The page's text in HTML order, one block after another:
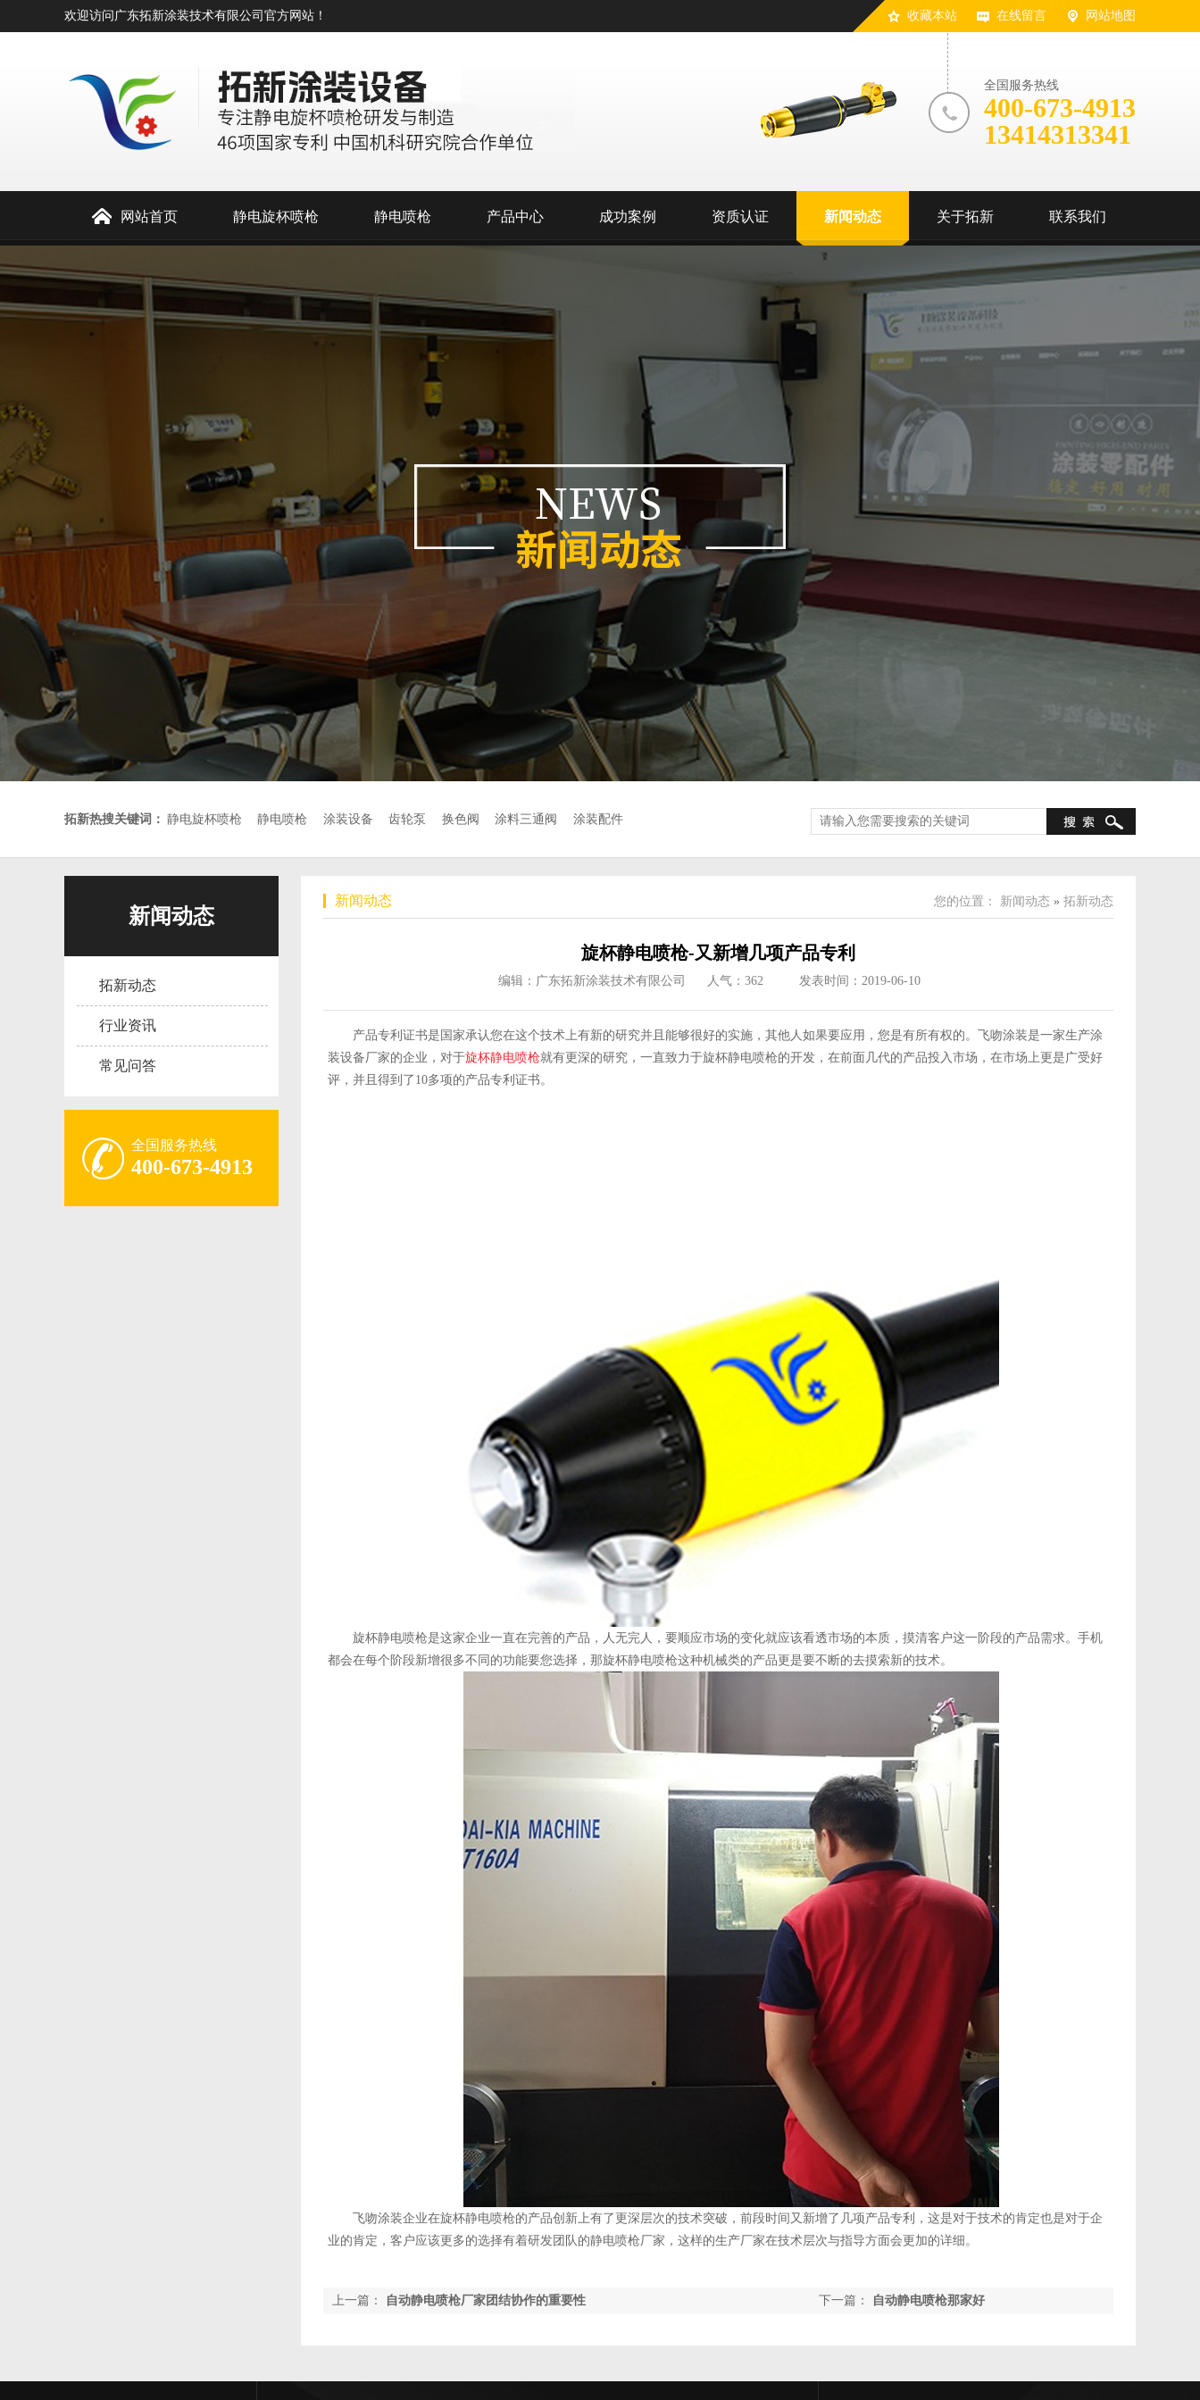
收藏本站 在线留言 网站地图
欢迎访问广东拓新涂装技术有限公司官方网站！
全国服务热线
400-673-4913
13414313341
网站首页 静电旋杯喷枪 静电喷枪 产品中心 成功案例 资质认证 新闻动态 关于拓新 联系我们
拓新热搜关键词： 静电旋杯喷枪 静电喷枪 涂装设备 齿轮泵 换色阀 涂料三通阀 涂装配件
新闻动态
拓新动态
行业资讯
常见问答
全国服务热线
400-673-4913
新闻动态 您的位置： 新闻动态 » 拓新动态
旋杯静电喷枪-又新增几项产品专利
编辑：广东拓新涂装技术有限公司 人气： 362 发表时间：2019-06-10
产品专利证书是国家承认您在这个技术上有新的研究并且能够很好的实施，其他人如果要应用，您是有所有权的。飞吻涂装是一家生产涂
装设备厂家的企业，对于旋杯静电喷枪就有更深的研究，一直致力于旋杯静电喷枪的开发，在前面几代的产品投入市场，在市场上更是广受好
评，并且得到了 10多项的产品专利证书。
旋杯静电喷枪是这家企业一直在完善的产品，人无完人，要顺应市场的变化就应该看透市场的本质，摸清客户这一阶段的产品需求。手机
都会在每个阶段新增很多不同的功能要您选择，那旋杯静电喷枪这种机械类的产品更是要不断的去摸索新的技术。
飞吻涂装企业在旋杯静电喷枪的产品创新上有了更深层次的技术突破，前段时间又新增了几项产品专利，这是对于技术的肯定也是对于企
业的肯定，客户应该更多的选择有着研发团队的静电喷枪厂家，这样的生产厂家在技术层次与指导方面会更加的详细。
下一篇： 自动静电喷枪那家好
上一篇： 自动静电喷枪厂家团结协作的重要性